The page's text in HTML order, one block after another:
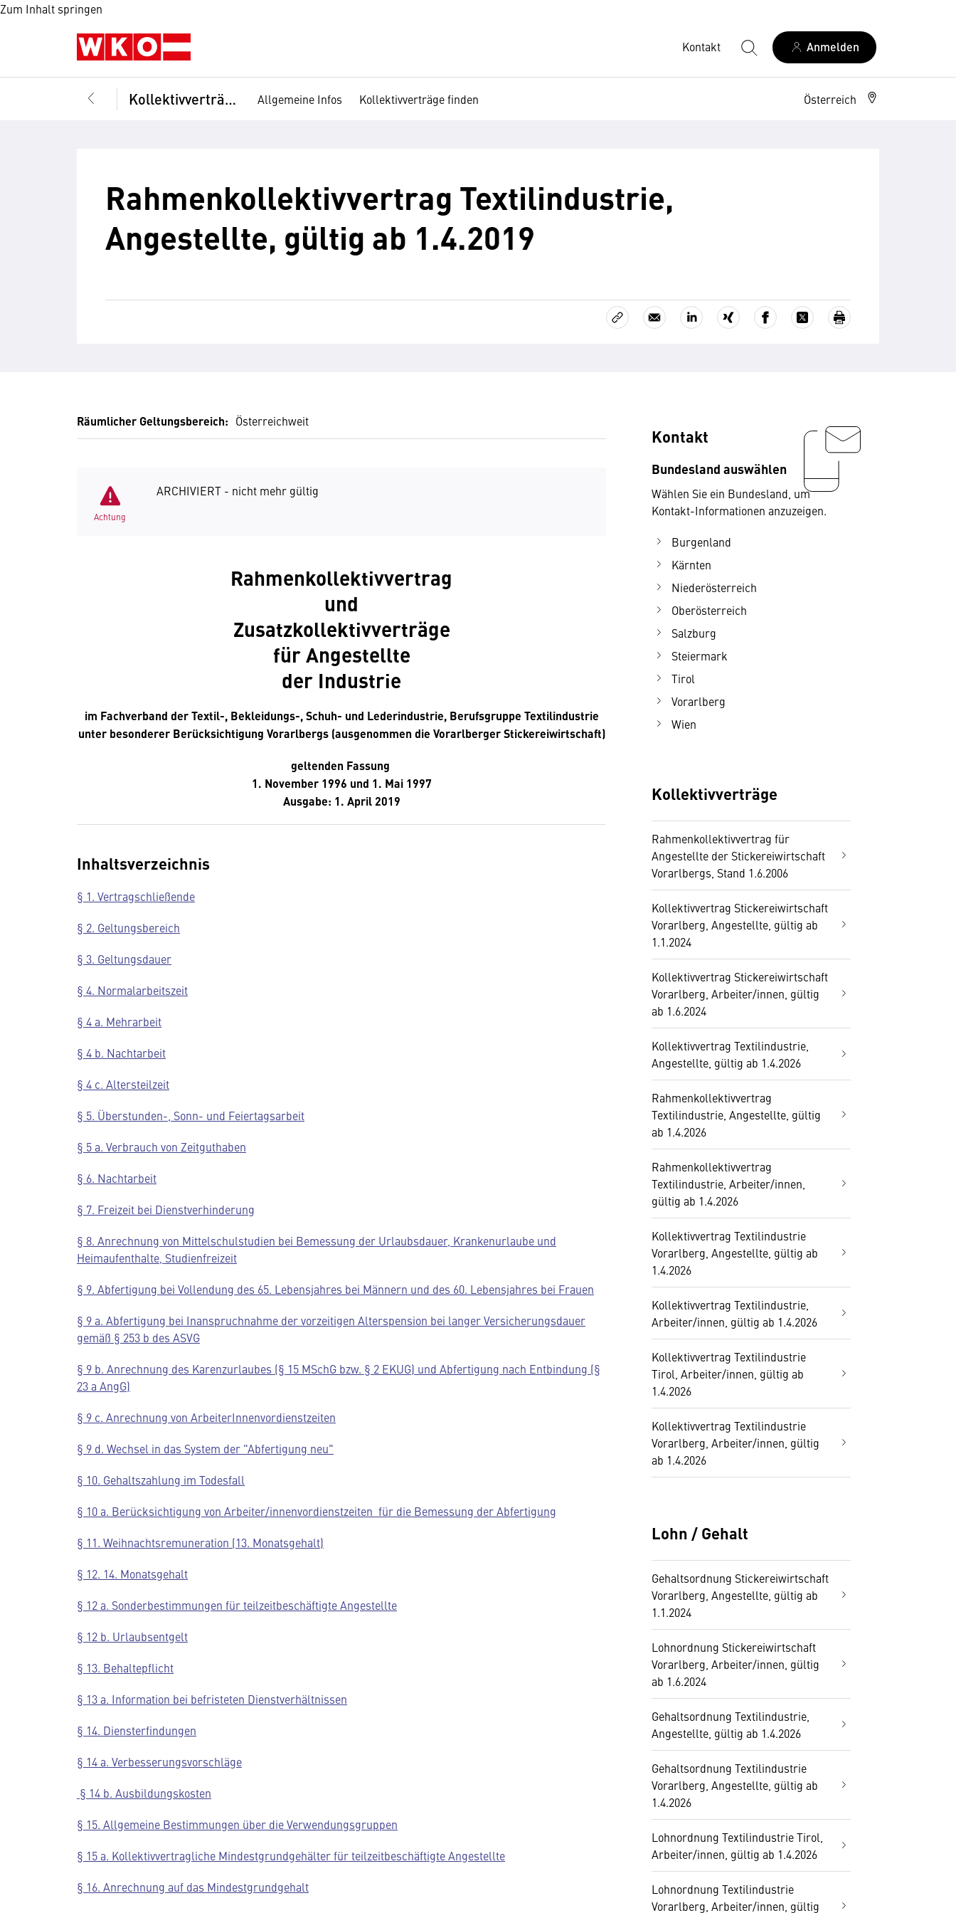
Zum Inhalt springen
Kontakt Anmelden
Kollektivverträge Allgemeine Infos Kollektivverträge finden Österreich
Rahmenkollektivvertrag Textilindustrie,
Angestellte, gültig ab 1.4.2019
Räumlicher Geltungsbereich: Österreichweit
Achtung
ARCHIVIERT - nicht mehr gültig
Rahmenkollektivvertrag
und
Zusatzkollektivverträge
für Angestellte
der Industrie
im Fachverband der Textil-, Bekleidungs-, Schuh- und Lederindustrie, Berufsgruppe Textilindustrie
unter besonderer Berücksichtigung Vorarlbergs (ausgenommen die Vorarlberger Stickereiwirtschaft)
geltenden Fassung
1. November 1996 und 1. Mai 1997
Ausgabe: 1. April 2019
Inhaltsverzeichnis
§ 1. Vertragschließende
§ 2. Geltungsbereich
§ 3. Geltungsdauer
§ 4. Normalarbeitszeit
§ 4 a. Mehrarbeit
§ 4 b. Nachtarbeit
§ 4 c. Altersteilzeit
§ 5. Überstunden-, Sonn- und Feiertagsarbeit
§ 5 a. Verbrauch von Zeitguthaben
§ 6. Nachtarbeit
§ 7. Freizeit bei Dienstverhinderung
§ 8. Anrechnung von Mittelschulstudien bei Bemessung der Urlaubsdauer, Krankenurlaube und
Heimaufenthalte, Studienfreizeit
§ 9. Abfertigung bei Vollendung des 65. Lebensjahres bei Männern und des 60. Lebensjahres bei Frauen
§ 9 a. Abfertigung bei Inanspruchnahme der vorzeitigen Alterspension bei langer Versicherungsdauer
gemäß § 253 b des ASVG
§ 9 b. Anrechnung des Karenzurlaubes (§ 15 MSchG bzw. § 2 EKUG) und Abfertigung nach Entbindung (§
23 a AngG)
§ 9 c. Anrechnung von ArbeiterInnenvordienstzeiten
§ 9 d. Wechsel in das System der "Abfertigung neu"
§ 10. Gehaltszahlung im Todesfall
§ 10 a. Berücksichtigung von Arbeiter/innenvordienstzeiten für die Bemessung der Abfertigung
§ 11. Weihnachtsremuneration (13. Monatsgehalt)
§ 12. 14. Monatsgehalt
§ 12 a. Sonderbestimmungen für teilzeitbeschäftigte Angestellte
§ 12 b. Urlaubsentgelt
§ 13. Behaltepflicht
§ 13 a. Information bei befristeten Dienstverhältnissen
§ 14. Diensterfindungen
§ 14 a. Verbesserungsvorschläge
§ 14 b. Ausbildungskosten
§ 15. Allgemeine Bestimmungen über die Verwendungsgruppen
§ 15 a. Kollektivvertragliche Mindestgrundgehälter für teilzeitbeschäftigte Angestellte
§ 16. Anrechnung auf das Mindestgrundgehalt
Kontakt
Bundesland auswählen
Wählen Sie ein Bundesland, um
Kontakt-Informationen anzuzeigen.
Burgenland
Kärnten
Niederösterreich
Oberösterreich
Salzburg
Steiermark
Tirol
Vorarlberg
Wien
Kollektivverträge
Rahmenkollektivvertrag für
Angestellte der Stickereiwirtschaft
Vorarlbergs, Stand 1.6.2006
Kollektivvertrag Stickereiwirtschaft
Vorarlberg, Angestellte, gültig ab
1.1.2024
Kollektivvertrag Stickereiwirtschaft
Vorarlberg, Arbeiter/innen, gültig
ab 1.6.2024
Kollektivvertrag Textilindustrie,
Angestellte, gültig ab 1.4.2026
Rahmenkollektivvertrag
Textilindustrie, Angestellte, gültig
ab 1.4.2026
Rahmenkollektivvertrag
Textilindustrie, Arbeiter/innen,
gültig ab 1.4.2026
Kollektivvertrag Textilindustrie
Vorarlberg, Angestellte, gültig ab
1.4.2026
Kollektivvertrag Textilindustrie,
Arbeiter/innen, gültig ab 1.4.2026
Kollektivvertrag Textilindustrie
Tirol, Arbeiter/innen, gültig ab
1.4.2026
Kollektivvertrag Textilindustrie
Vorarlberg, Arbeiter/innen, gültig
ab 1.4.2026
Lohn / Gehalt
Gehaltsordnung Stickereiwirtschaft
Vorarlberg, Angestellte, gültig ab
1.1.2024
Lohnordnung Stickereiwirtschaft
Vorarlberg, Arbeiter/innen, gültig
ab 1.6.2024
Gehaltsordnung Textilindustrie,
Angestellte, gültig ab 1.4.2026
Gehaltsordnung Textilindustrie
Vorarlberg, Angestellte, gültig ab
1.4.2026
Lohnordnung Textilindustrie Tirol,
Arbeiter/innen, gültig ab 1.4.2026
Lohnordnung Textilindustrie
Vorarlberg, Arbeiter/innen, gültig